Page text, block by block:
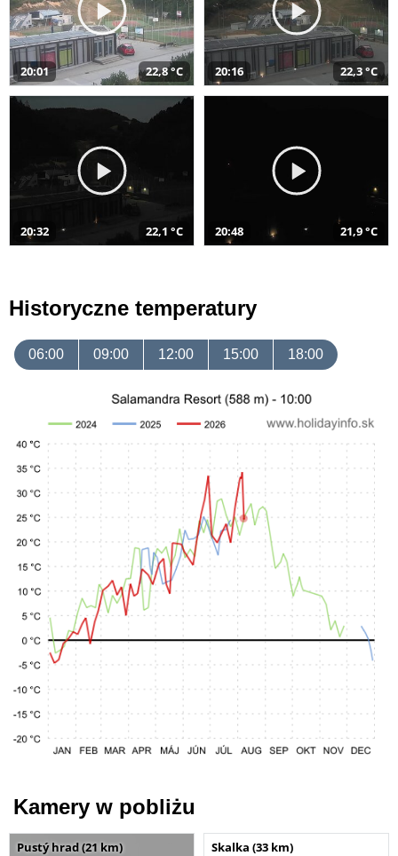
20:01 22,8 °C 20:16 22,3 °C
20:32 22,1 °C 20:48 21,9 °C
Historyczne temperatury
06:00 09:00 12:00 15:00 18:00
Kamery w pobliżu
Pustý hrad (21 km) Skalka (33 km)